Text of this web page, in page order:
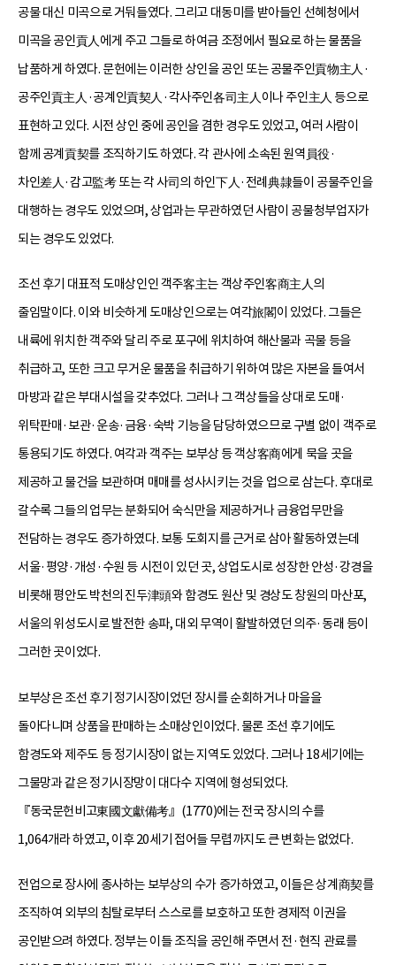
공물 대신 미곡으로 거둬들였다. 그리고 대동미를 받아들인 선혜청에서
미곡을 공인貢人에게 주고 그들로 하여금 조정에서 필요로 하는 물품을
납품하게 하였다. 문헌에는 이러한 상인을 공인 또는 공물주인貢物主人·
공주인貢主人·공계인貢契人·각사주인各司主人이나 주인主人 등으로
표현하고 있다. 시전 상인 중에 공인을 겸한 경우도 있었고, 여러 사람이
함께 공계貢契를 조직하기도 하였다. 각 관사에 소속된 원역員役·
차인差人·감고監考 또는 각 사司의 하인下人·전례典隷들이 공물주인을
대행하는 경우도 있었으며, 상업과는 무관하였던 사람이 공물청부업자가
되는 경우도 있었다.
조선 후기 대표적 도매상인인 객주客主는 객상주인客商主人의
줄임말이다. 이와 비슷하게 도매상인으로는 여각旅閣이 있었다. 그들은
내륙에 위치한 객주와 달리 주로 포구에 위치하여 해산물과 곡물 등을
취급하고, 또한 크고 무거운 물품을 취급하기 위하여 많은 자본을 들여서
마방과 같은 부대시설을 갖추었다. 그러나 그 객상들을 상대로 도매·
위탁판매·보관·운송·금융·숙박 기능을 담당하였으므로 구별 없이 객주로
통용되기도 하였다. 여각과 객주는 보부상 등 객상客商에게 묵을 곳을
제공하고 물건을 보관하며 매매를 성사시키는 것을 업으로 삼는다. 후대로
갈수록 그들의 업무는 분화되어 숙식만을 제공하거나 금융업무만을
전담하는 경우도 증가하였다. 보통 도회지를 근거로 삼아 활동하였는데
서울·평양·개성·수원 등 시전이 있던 곳, 상업도시로 성장한 안성·강경을
비롯해 평안도 박천의 진두津頭와 함경도 원산 및 경상도 창원의 마산포,
서울의 위성도시로 발전한 송파, 대외 무역이 활발하였던 의주·동래 등이
그러한 곳이었다.
보부상은 조선 후기 정기시장이었던 장시를 순회하거나 마을을
돌아다니며 상품을 판매하는 소매상인이었다. 물론 조선 후기에도
함경도와 제주도 등 정기시장이 없는 지역도 있었다. 그러나 18세기에는
그물망과 같은 정기시장망이 대다수 지역에 형성되었다.
『동국문헌비고東國文獻備考』(1770)에는 전국 장시의 수를
1,064개라 하였고, 이후 20세기 접어들 무렵까지도 큰 변화는 없었다.
전업으로 장사에 종사하는 보부상의 수가 증가하였고, 이들은 상계商契를
조직하여 외부의 침탈로부터 스스로를 보호하고 또한 경제적 이권을
공인받으려 하였다. 정부는 이들 조직을 공인해 주면서 전·현직 관료를